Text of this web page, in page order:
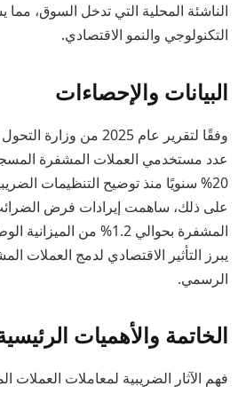
الناشئة المحلية التي تدخل السوق، مما
التكنولوجي والنمو الاقتصادي.
البيانات والإحصاءات
وفقًا لتقرير عام 2025 من
عدد مستخدمي العملات المشفرة
على ذلك، ساهمت إيرادات فرض
يبرز التأثير الاقتصادي لدمج العملات
الرسمي.
الخاتمة والأهميات
فهم الآثار الضريبية لمعاملات العملات